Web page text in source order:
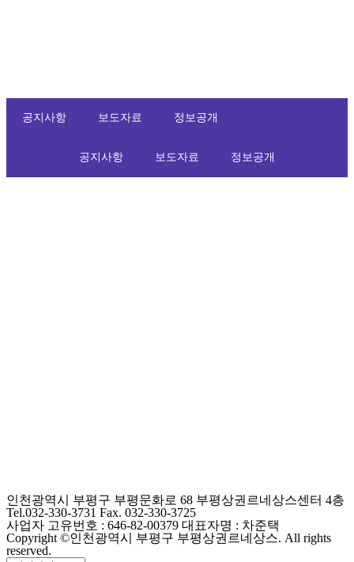
공지사항 보도자료 정보공개
공지사항 보도자료 정보공개
인천광역시 부평구 부평문화로 68 부평상권르네상스센터 4층
Tel.032-330-3731 Fax. 032-330-3725
사업자 고유번호 : 646-82-00379 대표자명 : 차준택
Copyright ©인천광역시 부평구 부평상권르네상스. All rights
reserved.